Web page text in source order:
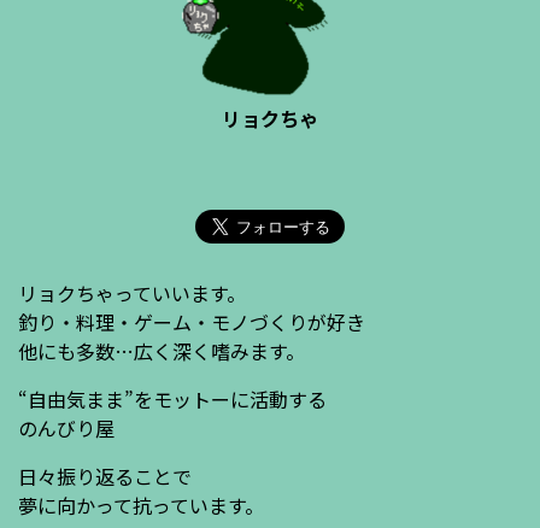
リョクちゃ
リョクちゃっていいます。
釣り・料理・ゲーム・モノづくりが好き
他にも多数…広く深く嗜みます。
“自由気まま”をモットーに活動する
のんびり屋
日々振り返ることで
夢に向かって抗っています。